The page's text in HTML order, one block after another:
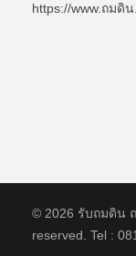
https://www.ถมดิ
© 2026 รับถมดิน
reserved. Tel :